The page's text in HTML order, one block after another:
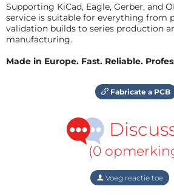
Supporting KiCad, Eagle, Gerber, and
service is suitable for everything from
validation builds to series production
manufacturing.
Made in Europe. Fast. Reliable.
Fabricate a PCB
(0
Voeg reactie toe